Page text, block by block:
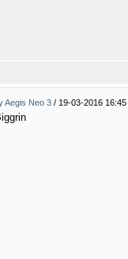
Aegis Neo 3 / 19-03-2016 16:45